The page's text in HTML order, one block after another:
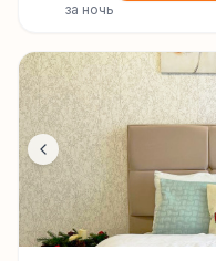
за ночь